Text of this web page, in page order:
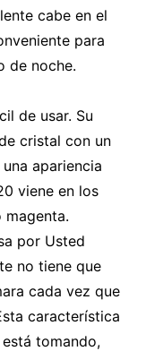
cabe en el
para
de noche.
de usar. Su
cristal con un
apariencia
viene en los
por Usted
no tiene que
cada vez que
característica
tomando,